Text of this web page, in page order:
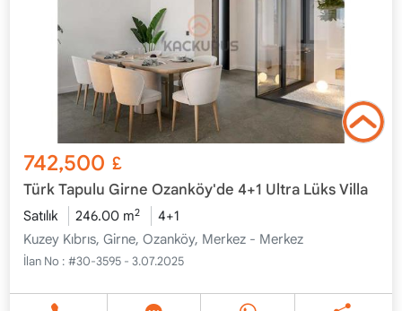
742,500 £
Türk Tapulu Girne Ozanköy'de 4+1 Ultra Lüks Villa
Satılık 246.00 m2
4+1
Kuzey Kıbrıs, Girne, Ozanköy, Merkez - Merkez
İlan No : #30-3595 - 3.07.2025